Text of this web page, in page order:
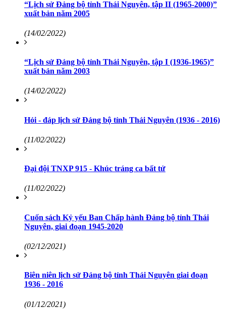
“Lịch sử Đảng bộ tỉnh Thái Nguyên, tập II (1965-2000)”
xuất bản năm 2005
(14/02/2022)
“Lịch sử Đảng bộ tỉnh Thái Nguyên, tập I (1936-1965)”
xuất bản năm 2003
(14/02/2022)
Hỏi - đáp lịch sử Đảng bộ tỉnh Thái Nguyên (1936 - 2016)
(11/02/2022)
Đại đội TNXP 915 - Khúc tráng ca bất tử
(11/02/2022)
Cuốn sách Kỷ yếu Ban Chấp hành Đảng bộ tỉnh Thái
Nguyên, giai đoạn 1945-2020
(02/12/2021)
Biên niên lịch sử Đảng bộ tỉnh Thái Nguyên giai đoạn
1936 - 2016
(01/12/2021)